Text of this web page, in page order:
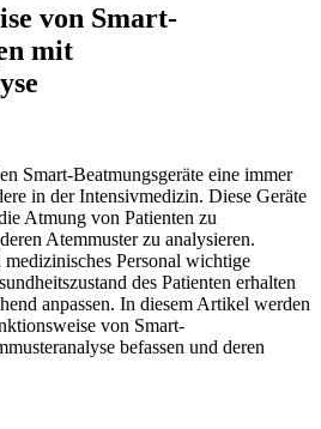
von Smart-
mit
Smart-Beatmungsgeräte eine immer
in der Intensivmedizin. Diese Geräte
Atmung von Patienten zu
Atemmuster zu analysieren.
Personal wichtige
des Patienten erhalten
anpassen. In diesem Artikel werden
von Smart-
befassen und deren